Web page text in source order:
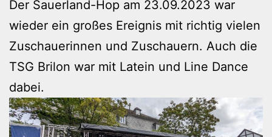
Der Sauerland-Hop am 23.09.2023 war
wieder ein großes Ereignis mit richtig vielen
Zuschauerinnen und Zuschauern. Auch die
TSG Brilon war mit Latein und Line Dance
dabei.